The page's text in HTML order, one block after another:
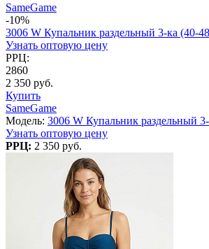
SameGame
-10%
3006 W Купальник раздельный 3-ка (40-
Узнать оптовую цену
РРЦ:
2860
2 350 руб.
Купить
SameGame
Модель: 3006 W Купальник раздельный
Узнать оптовую цену
РРЦ: 2 350 руб.